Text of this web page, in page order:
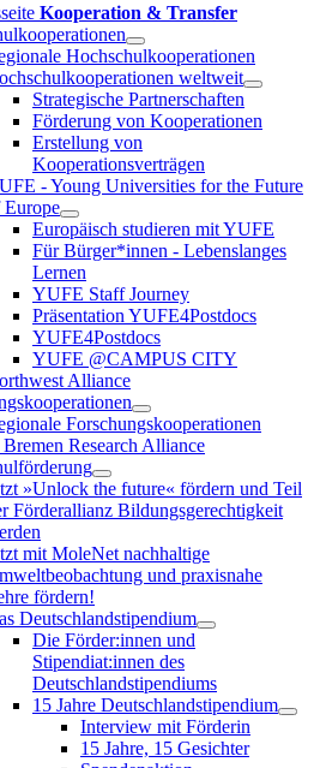
Kooperation & Transfer
Hochschulkooperationen
weltweit
Strategische Partnerschaften
Förderung von Kooperationen
Erstellung von
Kooperationsverträgen
- Young Universities for the Future
Europe
Europäisch studieren mit YUFE
Für Bürger*innen - Lebenslanges
Lernen
YUFE Staff Journey
Präsentation YUFE4Postdocs
YUFE4Postdocs
YUFE @CAMPUS CITY
Alliance
Forschungskooperationen
Research Alliance
»Unlock the future« fördern und Teil
Förderallianz Bildungsgerechtigkeit
mit MoleNet nachhaltige
und praxisnahe
fördern!
Deutschlandstipendium
Die Förder:innen und
Stipendiat:innen des
Deutschlandstipendiums
15 Jahre Deutschlandstipendium
Interview mit Förderin
15 Jahre, 15 Gesichter